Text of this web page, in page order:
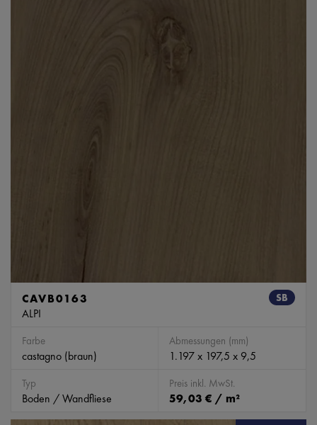
SB
CAVB0163
ALPI
Farbe
castagno (braun)
Abmessungen (mm)
1.197 x 197,5 x 9,5
Typ
Boden / Wandfliese
Preis inkl. MwSt.
59,03 € / m²